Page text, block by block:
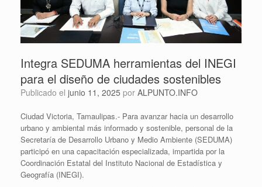
Integra SEDUMA herramientas del INEGI
para el diseño de ciudades sostenibles
Publicado el junio 11, 2025 por ALPUNTO.INFO
Ciudad Victoria, Tamaulipas.- Para avanzar hacia un desarrollo
urbano y ambiental más informado y sostenible, personal de la
Secretaría de Desarrollo Urbano y Medio Ambiente (SEDUMA)
participó en una capacitación especializada, impartida por la
Coordinación Estatal del Instituto Nacional de Estadística y
Geografía (INEGI).